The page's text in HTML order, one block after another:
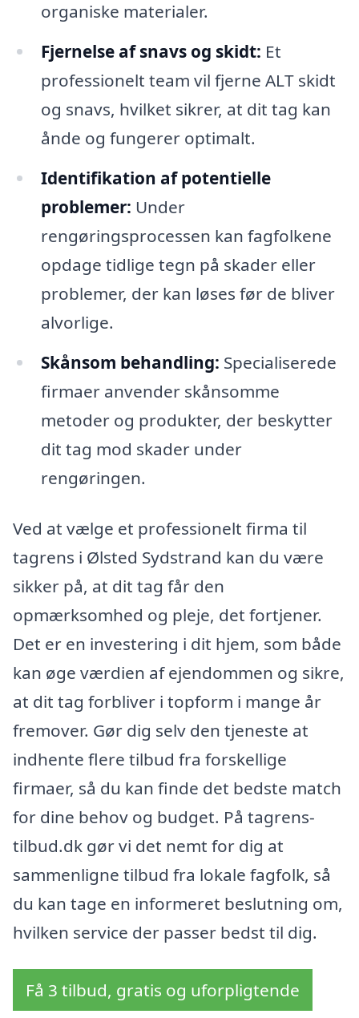
organiske materialer.
Fjernelse af snavs og skidt: Et
professionelt team vil fjerne ALT skidt
og snavs, hvilket sikrer, at dit tag kan
ånde og fungerer optimalt.
Identifikation af potentielle
problemer: Under
rengøringsprocessen kan fagfolkene
opdage tidlige tegn på skader eller
problemer, der kan løses før de bliver
alvorlige.
Skånsom behandling: Specialiserede
firmaer anvender skånsomme
metoder og produkter, der beskytter
dit tag mod skader under
rengøringen.
Ved at vælge et professionelt firma til
tagrens i Ølsted Sydstrand kan du være
sikker på, at dit tag får den
opmærksomhed og pleje, det fortjener.
Det er en investering i dit hjem, som både
kan øge værdien af ejendommen og sikre,
at dit tag forbliver i topform i mange år
fremover. Gør dig selv den tjeneste at
indhente flere tilbud fra forskellige
firmaer, så du kan finde det bedste match
for dine behov og budget. På tagrens-
tilbud.dk gør vi det nemt for dig at
sammenligne tilbud fra lokale fagfolk, så
du kan tage en informeret beslutning om,
hvilken service der passer bedst til dig.
Få 3 tilbud, gratis og uforpligtende